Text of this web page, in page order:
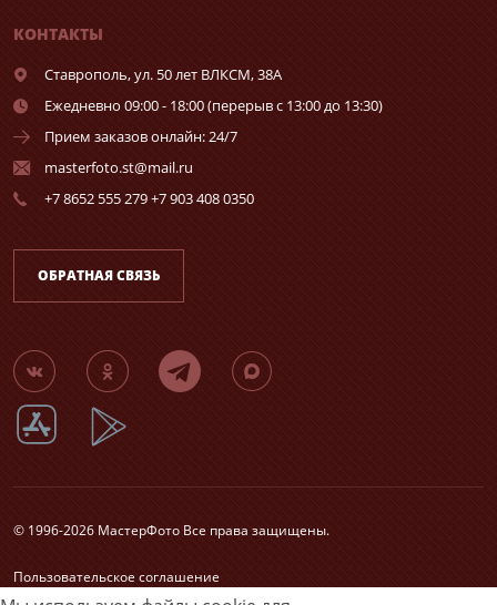
КОНТАКТЫ
Ставрополь,ул. 50 лет ВЛКСМ, 38А
Ежедневно 09:00 - 18:00 (перерыв с 13:00 до 13:30)
Прием заказов онлайн: 24/7
masterfoto.st@mail.ru
+7 8652 555 279 +7 903 408 0350
ОБРАТНАЯ СВЯЗЬ
© 1996-2026 МастерФото Все права защищены.
Пользовательское соглашение
Согласие на обработку персональных данных